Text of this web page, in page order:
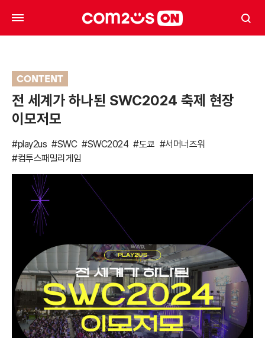
CONTENT
전 세계가 하나된 SWC2024 축제 현장
이모저모
#play2us #SWC #SWC2024 #도쿄 #서머너즈워
#컴투스패밀리게임